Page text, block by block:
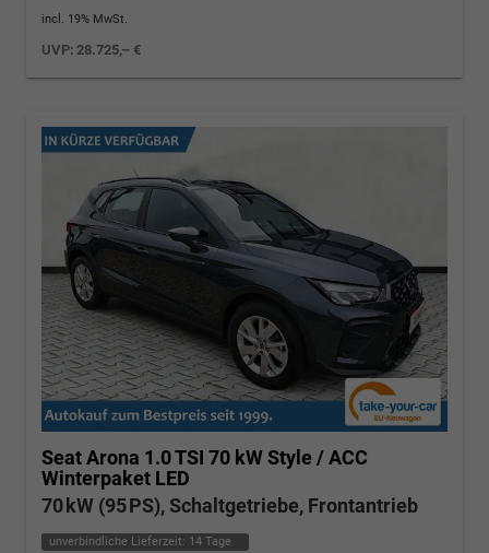
incl. 19% MwSt.
UVP:28.725,– €
Seat Arona 1.0 TSI 70 kW Style / ACC
Winterpaket LED
70 kW (95 PS), Schaltgetriebe, Frontantrieb
unverbindliche Lieferzeit: 14 Tage